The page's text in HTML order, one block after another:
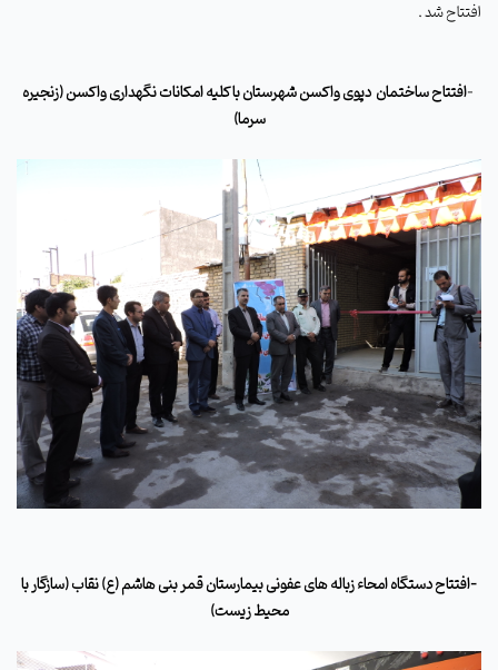
افتتاح شد .
-افتتاح ساختمان دپوی واکسن شهرستان با کلیه امکانات نگهداری واکسن (زنجیره
سرما)
-افتتاح دستگاه امحاء زباله های عفونی بیمارستان قمر بنی هاشم (ع) نقاب (سازگار با
محیط زیست)